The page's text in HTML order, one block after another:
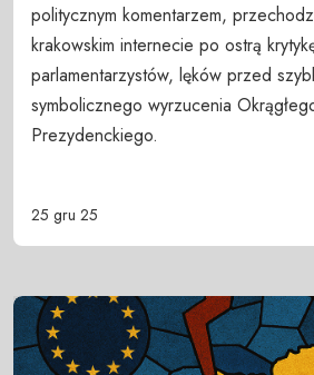
politycznym komentarzem,
krakowskim internecie po ostrą
parlamentarzystów, lęków przed
symbolicznego wyrzucenia
Prezydenckiego.
25 gru 25